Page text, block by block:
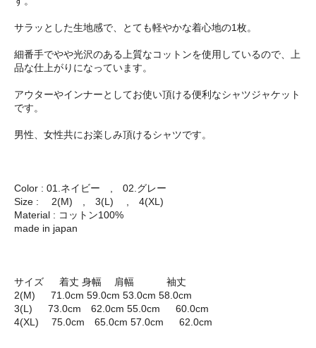
サラッとした生地感で、とても軽やかな着心地の1枚。
細番手でやや光沢のある上質なコットンを使用しているので、上
品な仕上がりになっています。
アウターやインナーとしてお使い頂ける便利なシャツジャケット
です。
男性、女性共にお楽しみ頂けるシャツです。
Color : 01.ネイビー , 02.グレー
Size : 2(M) , 3(L) , 4(XL)
Material : コットン100%
made in japan
サイズ 着丈 身幅 肩幅 袖丈
2(M) 71.0cm 59.0cm 53.0cm 58.0cm
3(L) 73.0cm 62.0cm 55.0cm 60.0cm
4(XL) 75.0cm 65.0cm 57.0cm 62.0cm